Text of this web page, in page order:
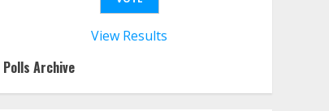
View Results
Polls Archive